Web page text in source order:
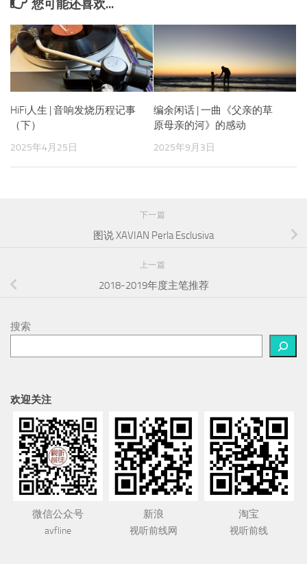
您可能还喜欢...
HiFi人生 | 音响发烧历程记事
（下）
2025年4月25日
编余闲话 | 一曲《父亲的草
原母亲的河》的感动
2025年9月3日
下一篇
图说 XAVIAN Perla Esclusiva
上一篇
2018-2019年度主笔推荐
搜索
欢迎关注
微信公众号
avfline
新浪
视听前线网
淘宝
视听前线